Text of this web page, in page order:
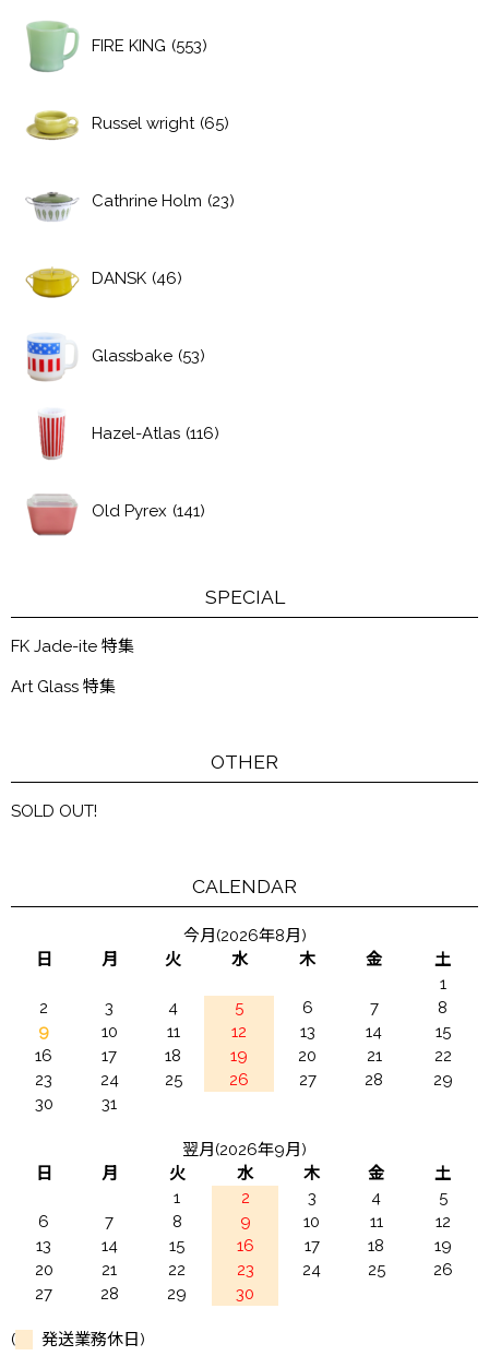
FIRE KING (553)
Russel wright (65)
Cathrine Holm (23)
DANSK (46)
Glassbake (53)
Hazel-Atlas (116)
Old Pyrex (141)
SPECIAL
FK Jade-ite 特集
Art Glass 特集
OTHER
SOLD OUT!
CALENDAR
今月(2026年8月)
日
月 火 水 木 金
土
1
2
3 4 5 6 7
8
9
10 11 12 13 14
15
16
17 18 19 20 21
22
23
24 25 26 27 28
29
30
31
翌月(2026年9月)
日
月 火 水 木 金
土
1
2 3 4
5
6
7 8 9 10 11
12
13
14 15 16 17 18
19
20
21 22 23 24 25
26
27
28 29 30
( 発送業務休日)